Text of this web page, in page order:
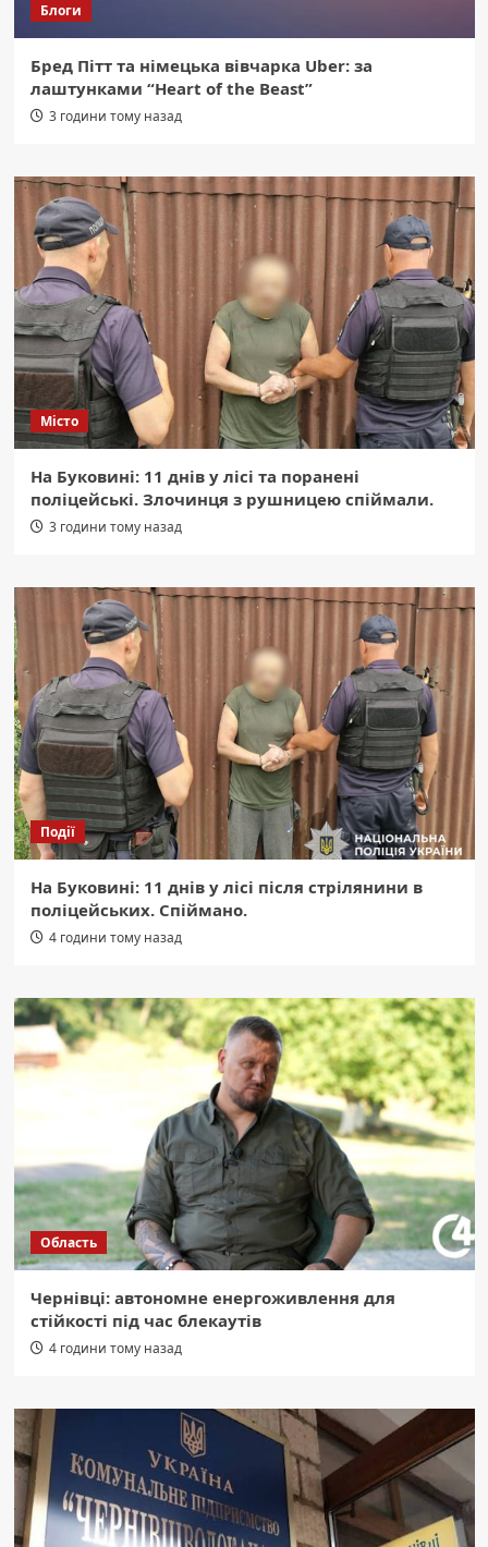
Блоги
Бред Пітт та німецька вівчарка Uber: за
лаштунками “Heart of the Beast”
3 години тому назад
Місто
На Буковині: 11 днів у лісі та поранені
поліцейські. Злочинця з рушницею спіймали.
3 години тому назад
Події
На Буковині: 11 днів у лісі після стрілянини в
поліцейських. Спіймано.
4 години тому назад
Область
Чернівці: автономне енергоживлення для
стійкості під час блекаутів
4 години тому назад